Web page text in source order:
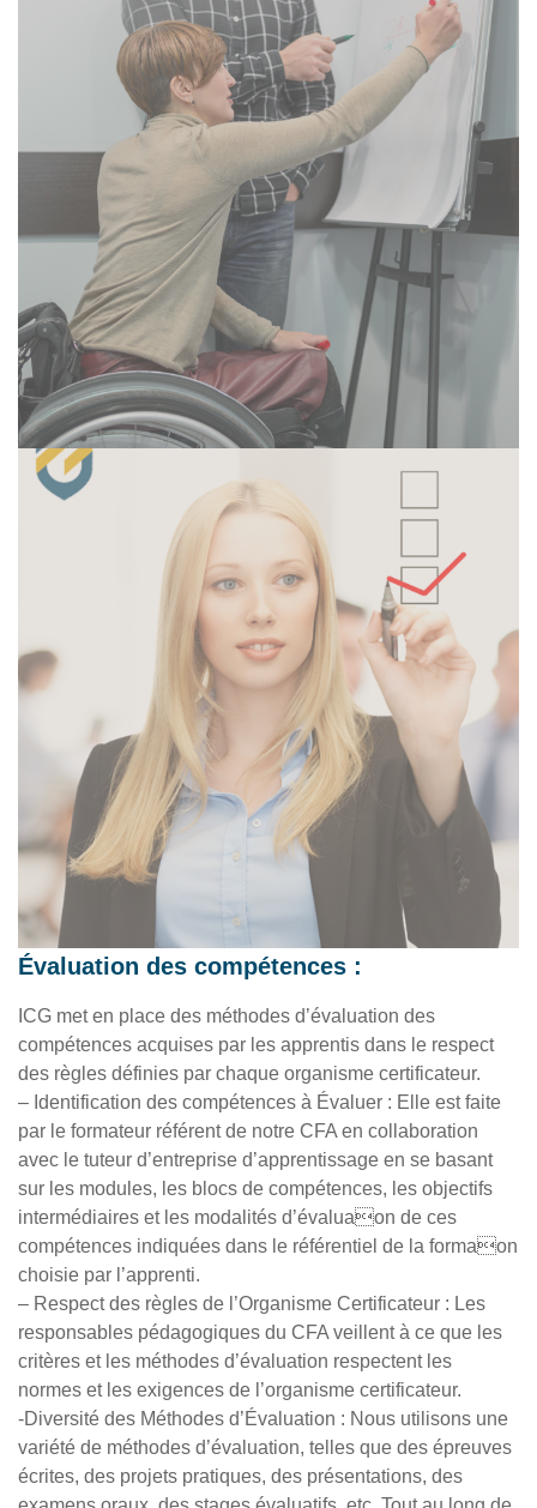
Évaluation des compétences :
ICG met en place des méthodes d’évaluation des
compétences acquises par les apprentis dans le respect
des règles définies par chaque organisme certificateur.
– Identification des compétences à Évaluer : Elle est faite
par le formateur référent de notre CFA en collaboration
avec le tuteur d’entreprise d’apprentissage en se basant
sur les modules, les blocs de compétences, les objectifs
intermédiaires et les modalités d’évaluaon de ces
compétences indiquées dans le référentiel de la formaon
choisie par l’apprenti.
– Respect des règles de l’Organisme Certificateur : Les
responsables pédagogiques du CFA veillent à ce que les
critères et les méthodes d’évaluation respectent les
normes et les exigences de l’organisme certificateur.
-Diversité des Méthodes d’Évaluation : Nous utilisons une
variété de méthodes d’évaluation, telles que des épreuves
écrites, des projets pratiques, des présentations, des